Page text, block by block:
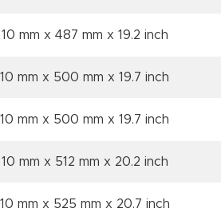
10 mm x 487 mm x 19.2 inch
10 mm x 500 mm x 19.7 inch
10 mm x 500 mm x 19.7 inch
10 mm x 512 mm x 20.2 inch
10 mm x 525 mm x 20.7 inch